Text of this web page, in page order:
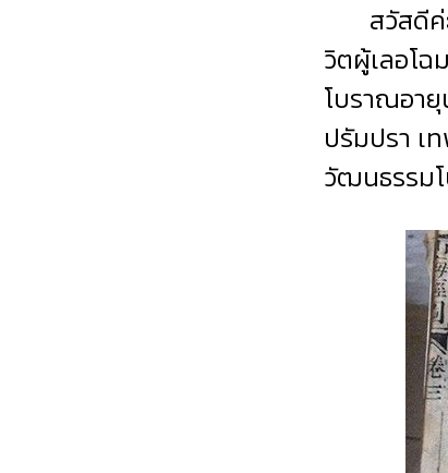
สวัสดี
วิตผู้เลอโฉ
โบราณอา
ปรัมปรา เ
วัฒนธรรม